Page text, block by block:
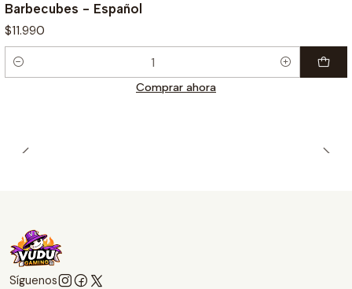
Barbecubes - Español
$11.990
Cantidad
Comprar ahora
Síguenos